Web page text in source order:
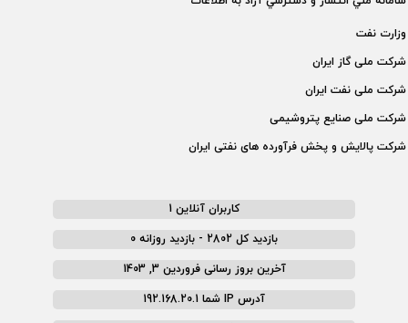
وزارت نفت
شركت ملی گاز ايران
شركت ملی نفت ايران
شركت ملی صنايع پتروشيمی
شركت پالايش و پخش فرآورده های نفتی ايران
کاربران آنلاین 1
بازدید کل 2802 - بازدید روزانه 0
آخرین بروز رسانی فروردین 3, 1403
آدرس IP شما 192.168.20.1